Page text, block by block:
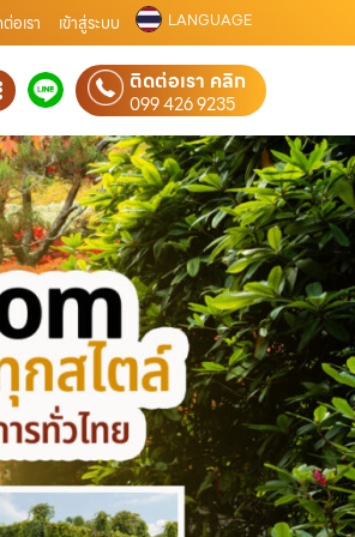
อเรา เข้าสู่ระบบ LANGUAGE
ติดต่อเรา คลิก
099 426 9235